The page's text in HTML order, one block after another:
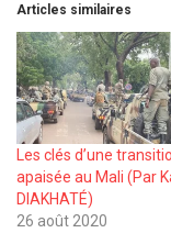
Articles similaires
Les clés d’une
apaisée au Mali (Par
DIAKHATÉ)
26 août 2020